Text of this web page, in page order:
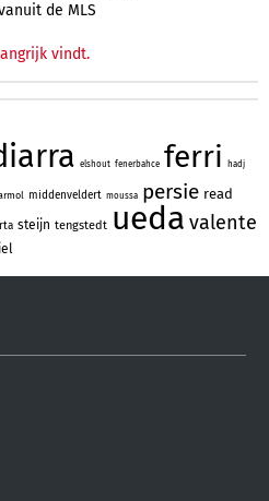
de MLS
vindt.
elshout fenerbahce ferri hadj
middenveldert moussa persie read
steijn tengstedt ueda valente